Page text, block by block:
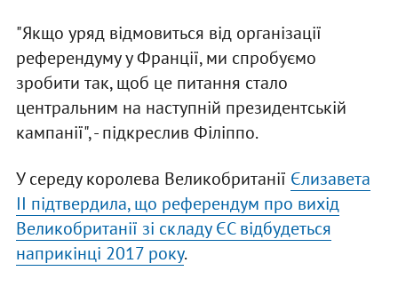
"Якщо уряд відмовиться від організації
референдуму у Франції, ми спробуємо
зробити так, щоб це питання стало
центральним на наступній президентській
кампанії", - підкреслив Філіппо.
У середу королева Великобританії Єлизавета
II підтвердила, що референдум про вихід
Великобританії зі складу ЄС відбудеться
наприкінці 2017 року.